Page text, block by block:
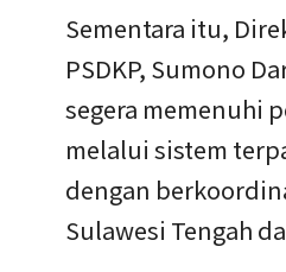
Sementara itu,
PSDKP, Sumono
segera memenuhi
melalui sistem
dengan
Sulawesi Tengah